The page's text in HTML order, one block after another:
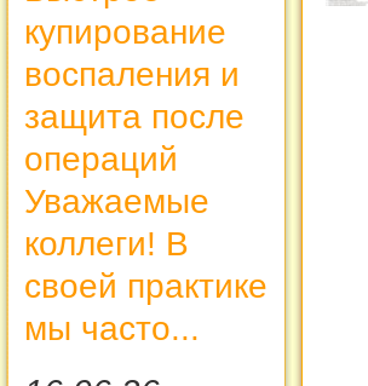
купирование
воспаления и
защита после
операций
Уважаемые
коллеги! В
своей практике
мы часто...